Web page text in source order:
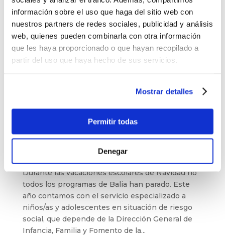
información sobre el uso que haga del sitio web con
nuestros partners de redes sociales, publicidad y análisis
web, quienes pueden combinarla con otra información
que les haya proporcionado o que hayan recopilado a
partir del uso que haya hecho de sus servicios.
Mostrar detalles
Permitir todas
Denegar
Aumentamos nuestro impacto
Ene 17, 2023|Noticias
Durante las vacaciones escolares de Navidad no
todos los programas de Balia han parado. Este
año contamos con el servicio especializado a
niños/as y adolescentes en situación de riesgo
social, que depende de la Dirección General de
Infancia, Familia y Fomento de la...